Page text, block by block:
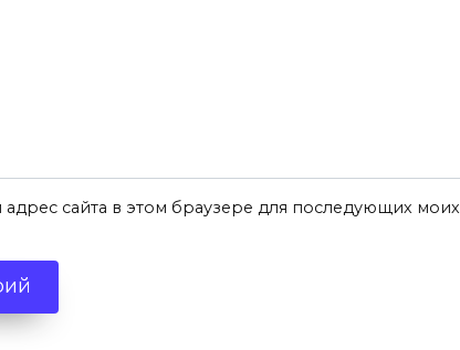
сайта в этом браузере для последующих моих